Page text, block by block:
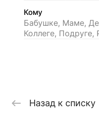
Кому
Бабушке, Маме,
Коллеге, Подруге,
Назад к списку